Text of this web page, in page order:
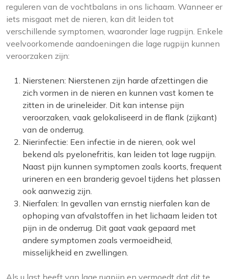
reguleren van de vochtbalans in ons lichaam. Wanneer er
iets misgaat met de nieren, kan dit leiden tot
verschillende symptomen, waaronder lage rugpijn. Enkele
veelvoorkomende aandoeningen die lage rugpijn kunnen
veroorzaken zijn:
Nierstenen: Nierstenen zijn harde afzettingen die
zich vormen in de nieren en kunnen vast komen te
zitten in de urineleider. Dit kan intense pijn
veroorzaken, vaak gelokaliseerd in de flank (zijkant)
van de onderrug.
Nierinfectie: Een infectie in de nieren, ook wel
bekend als pyelonefritis, kan leiden tot lage rugpijn.
Naast pijn kunnen symptomen zoals koorts, frequent
urineren en een branderig gevoel tijdens het plassen
ook aanwezig zijn.
Nierfalen: In gevallen van ernstig nierfalen kan de
ophoping van afvalstoffen in het lichaam leiden tot
pijn in de onderrug. Dit gaat vaak gepaard met
andere symptomen zoals vermoeidheid,
misselijkheid en zwellingen.
Als u last heeft van lage rugpijn en vermoedt dat dit te